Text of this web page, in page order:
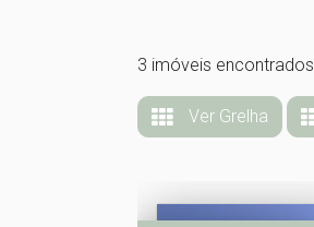
3 imóveis encontrados
Ver Grelha